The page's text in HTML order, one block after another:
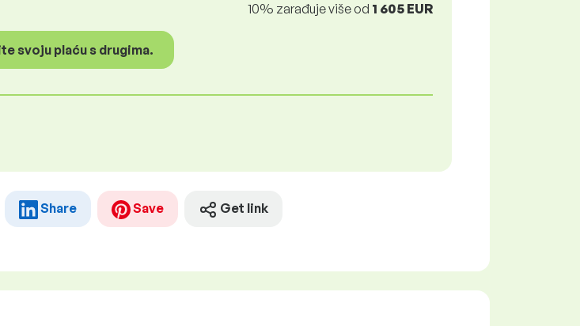
10% zarađuje više od 1 605 EUR
svoju plaću s drugima.
Share Save Get link